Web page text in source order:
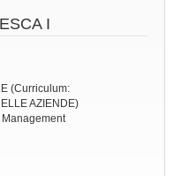
I
(Curriculum:
AZIENDE)